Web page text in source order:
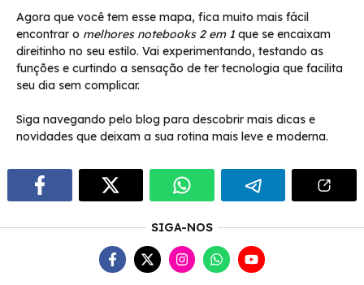
Agora que você tem esse mapa, fica muito mais fácil
encontrar o melhores notebooks 2 em 1 que se encaixam
direitinho no seu estilo. Vai experimentando, testando as
funções e curtindo a sensação de ter tecnologia que facilita
seu dia sem complicar.
Siga navegando pelo blog para descobrir mais dicas e
novidades que deixam a sua rotina mais leve e moderna.
SIGA-NOS